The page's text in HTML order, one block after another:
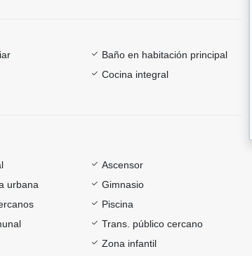
Baño en habitación principal
Cocina integral
Ascensor
urbana
Gimnasio
Piscina
Trans. público cercano
Zona infantil